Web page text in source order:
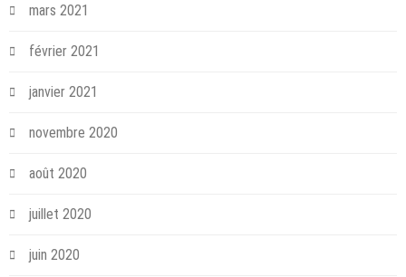
mars 2021
février 2021
janvier 2021
novembre 2020
août 2020
juillet 2020
juin 2020